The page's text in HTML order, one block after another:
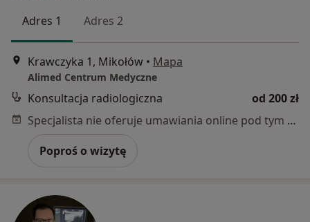
Adres 1 Adres 2
Krawczyka 1, Mikołów • Mapa
Alimed Centrum Medyczne
Konsultacja radiologiczna
od 200 zł
Specjalista nie oferuje umawiania online pod tym adresem.
Poproś o wizytę